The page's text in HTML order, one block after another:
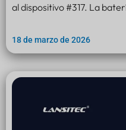
al dispositivo #317. La
18 de marzo de 2026